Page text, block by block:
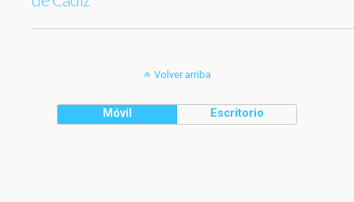
Volver arriba
Móvil Escritorio